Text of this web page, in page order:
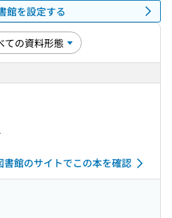
館を設定する
書館のサイトでこの本を確認